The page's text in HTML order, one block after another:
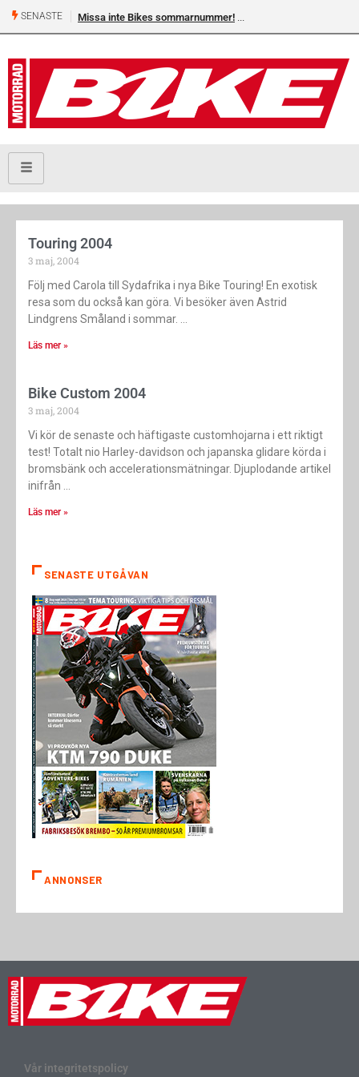
SENASTE Missa inte Bikes sommarnummer!
Touring 2004
3 maj, 2004
Följ med Carola till Syd­afrika i nya Bike ­Touring! En exotisk
resa som du också kan göra. Vi besöker även Astrid
Lindgrens Småland i sommar.
Läs mer »
Bike Custom 2004
3 maj, 2004
Vi kör de senaste och häftigaste custom­hojarna i ett riktigt
test! Totalt nio Harley-davidson och japanska glidare körda i
bromsbänk och accelerationsmätningar. Djuplodande artikel
inifrån
Läs mer »
SENASTE UTGÅVAN
ANNONSER
Vår integritetspolicy